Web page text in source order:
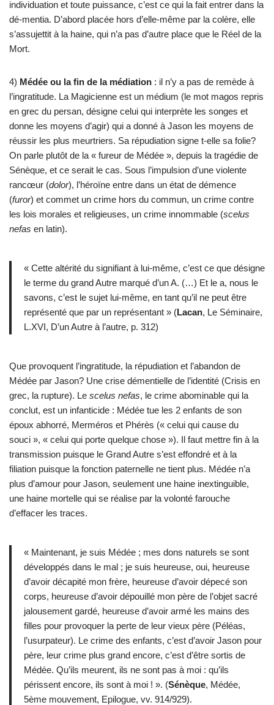
individuation et toute puissance, c’est ce qui la fait entrer dans la
dé-mentia. D’abord placée hors d’elle-même par la colère, elle
s’assujettit à la haine, qui n’a pas d’autre place que le Réel de la
Mort.
4) Médée ou la fin de la médiation : il n’y a pas de remède à
l’ingratitude. La Magicienne est un médium (le mot magos repris
en grec du persan, désigne celui qui interprète les songes et
donne les moyens d’agir) qui a donné à Jason les moyens de
réussir les plus meurtriers. Sa répudiation signe t-elle sa folie?
On parle plutôt de la « fureur de Médée », depuis la tragédie de
Sénèque, et ce serait le cas. Sous l’impulsion d’une violente
rancœur (dolor), l’héroïne entre dans un état de démence
(furor) et commet un crime hors du commun, un crime contre
les lois morales et religieuses, un crime innommable (scelus
nefas en latin).
« Cette altérité du signifiant à lui-même, c’est ce que désigne
le terme du grand Autre marqué d’un A. (…) Et le a, nous le
savons, c’est le sujet lui-même, en tant qu’il ne peut être
représenté que par un représentant » (Lacan, Le Séminaire,
L.XVI, D’un Autre à l’autre, p. 312)
Que provoquent l’ingratitude, la répudiation et l’abandon de
Médée par Jason? Une crise démentielle de l’identité (Crisis en
grec, la rupture). Le scelus nefas, le crime abominable qui la
conclut, est un infanticide : Médée tue les 2 enfants de son
époux abhorré, Merméros et Phérès (« celui qui cause du
souci », « celui qui porte quelque chose »). Il faut mettre fin à la
transmission puisque le Grand Autre s’est effondré et à la
filiation puisque la fonction paternelle ne tient plus. Médée n’a
plus d’amour pour Jason, seulement une haine inextinguible,
une haine mortelle qui se réalise par la volonté farouche
d’effacer les traces.
« Maintenant, je suis Médée ; mes dons naturels se sont
développés dans le mal ; je suis heureuse, oui, heureuse
d’avoir décapité mon frère, heureuse d’avoir dépecé son
corps, heureuse d’avoir dépouillé mon père de l’objet sacré
jalousement gardé, heureuse d’avoir armé les mains des
filles pour provoquer la perte de leur vieux père (Péléas,
l’usurpateur). Le crime des enfants, c’est d’avoir Jason pour
père, leur crime plus grand encore, c’est d’être sortis de
Médée. Qu’ils meurent, ils ne sont pas à moi : qu’ils
périssent encore, ils sont à moi ! ». (Sénèque, Médée,
5ème mouvement, Epilogue, vv. 914/929).